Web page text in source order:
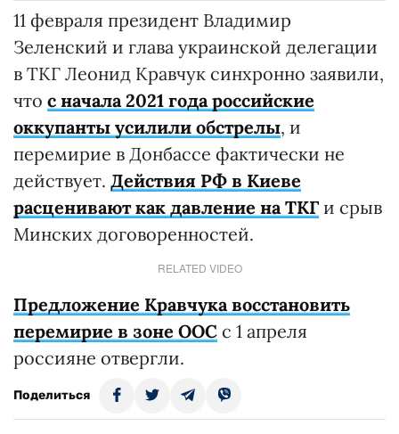
11 февраля президент Владимир
Зеленский и глава украинской делегации
в ТКГ Леонид Кравчук синхронно заявили,
что с начала 2021 года российские
оккупанты усилили обстрелы, и
перемирие в Донбассе фактически не
действует. Действия РФ в Киеве
расценивают как давление на ТКГ и срыв
Минских договоренностей.
RELATED VIDEO
Предложение Кравчука восстановить
перемирие в зоне ООС с 1 апреля
россияне отвергли.
Поделиться